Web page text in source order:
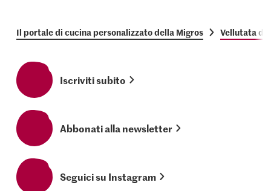
Il portale di cucina personalizzato della Migros Vellutata di
Iscriviti subito
Abbonati alla newsletter
Seguici su Instagram